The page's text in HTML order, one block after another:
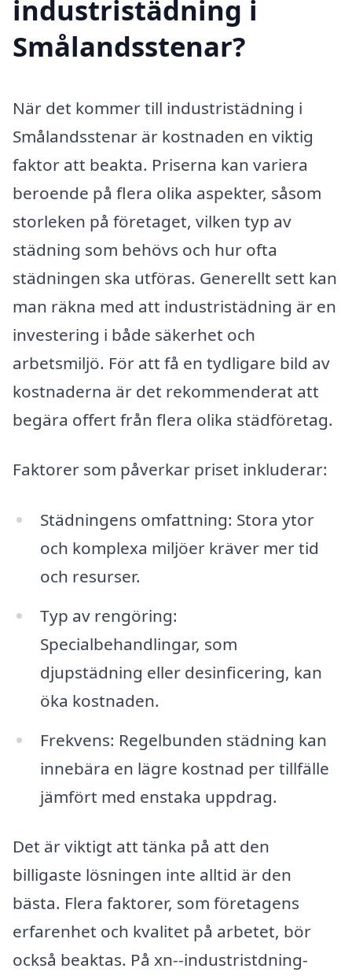
industristädning i
Smålandsstenar?
När det kommer till industristädning i
Smålandsstenar är kostnaden en viktig
faktor att beakta. Priserna kan variera
beroende på flera olika aspekter, såsom
storleken på företaget, vilken typ av
städning som behövs och hur ofta
städningen ska utföras. Generellt sett kan
man räkna med att industristädning är en
investering i både säkerhet och
arbetsmiljö. För att få en tydligare bild av
kostnaderna är det rekommenderat att
begära offert från flera olika städföretag.
Faktorer som påverkar priset inkluderar:
Städningens omfattning: Stora ytor
och komplexa miljöer kräver mer tid
och resurser.
Typ av rengöring:
Specialbehandlingar, som
djupstädning eller desinficering, kan
öka kostnaden.
Frekvens: Regelbunden städning kan
innebära en lägre kostnad per tillfälle
jämfört med enstaka uppdrag.
Det är viktigt att tänka på att den
billigaste lösningen inte alltid är den
bästa. Flera faktorer, som företagens
erfarenhet och kvalitet på arbetet, bör
också beaktas. På xn--industristdning-